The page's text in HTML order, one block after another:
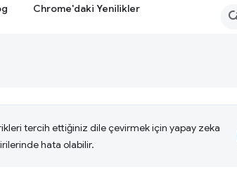
Chrome'daki Yenilikler
tercih ettiğiniz dile çevirmek için yapay zeka
hata olabilir.